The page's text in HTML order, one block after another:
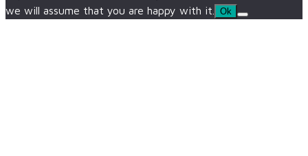
we will assume that you are happy with it.
Ok